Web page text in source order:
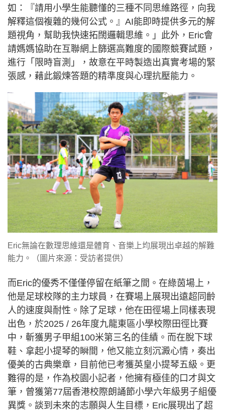
如：『請用小學生能聽懂的三種不同思維路徑，向我
解釋這個複雜的幾何公式。』AI能即時提供多元的解
題視角，幫助我快速拓闊邏輯思維。」此外，Eric會
請媽媽協助在互聯網上篩選高難度的國際競賽試題，
進行「限時盲測」，故意在平時製造出真實考場的緊
張感，藉此鍛煉答題的精準度與心理抗壓能力。
Eric無論在數理思維還是體育、音樂上均展現出卓越的解難
能力。（圖片來源：受訪者提供）
而Eric的優秀不僅僅停留在紙筆之間。在綠茵場上，
他是足球校隊的主力球員，在賽場上展現出遠超同齡
人的速度與耐性。除了足球，他在田徑場上同樣表現
出色，於2025 / 26年度九龍東區小學校際田徑比賽
中，斬獲男子甲組100米第三名的佳績。而在脫下球
鞋、拿起小提琴的瞬間，他又能立刻沉澱心情，奏出
優美的古典樂章，目前他已考獲英皇小提琴五級。更
難得的是，作為校園小記者，他擁有極佳的口才與文
筆，曾獲第77屆香港校際朗誦節小學六年級男子組優
異獎。談到未來的志願與人生目標，Eric展現出了超